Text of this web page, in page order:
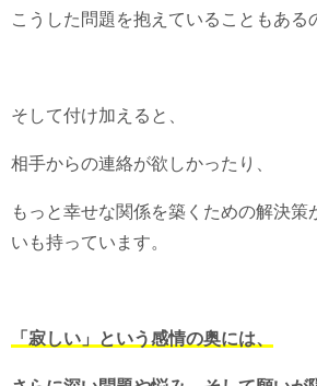
こうした問題を抱えていることもある
そして付け加えると、
相手からの連絡が欲しかったり、
もっと幸せな関係を築くための解決策
いも持っています。
「寂しい」という感情の奥には、